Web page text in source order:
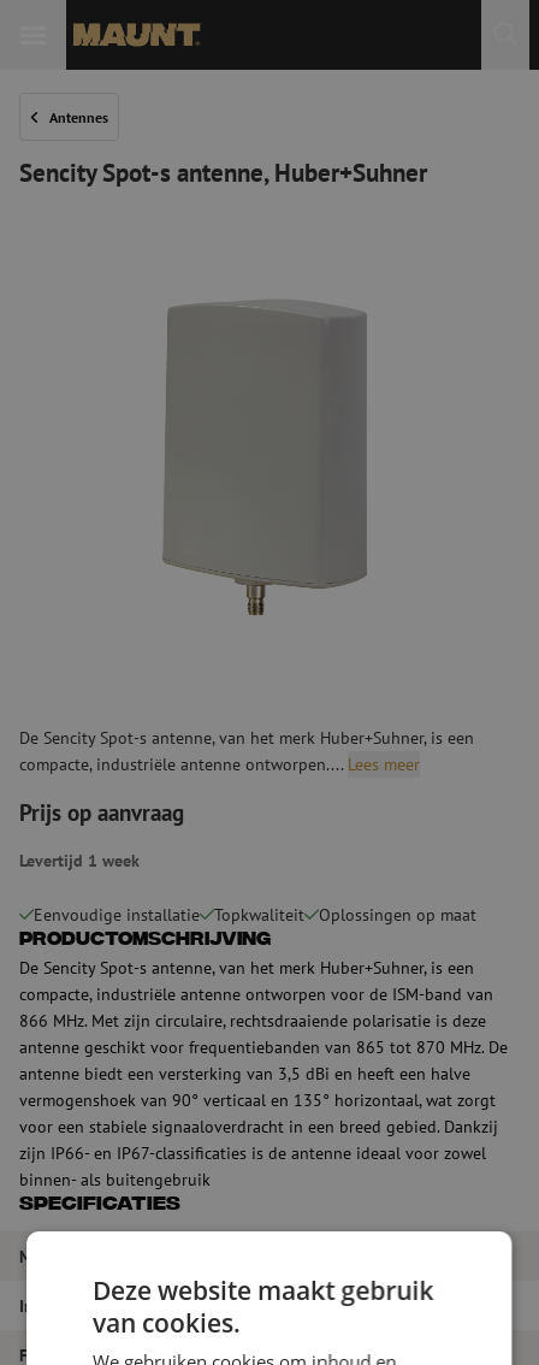
Antennes
Sencity Spot-s antenne, Huber+Suhner
De Sencity Spot-s antenne, van het merk Huber+Suhner, is een
compacte, industriële antenne ontworpen.... Lees meer
Prijs op aanvraag
Levertijd 1 week
Eenvoudige installatie Topkwaliteit Oplossingen op maat
Productomschrijving
De Sencity Spot-s antenne, van het merk Huber+Suhner, is een
compacte, industriële antenne ontworpen voor de ISM-band van
866 MHz. Met zijn circulaire, rechtsdraaiende polarisatie is deze
antenne geschikt voor frequentiebanden van 865 tot 870 MHz. De
antenne biedt een versterking van 3,5 dBi en heeft een halve
vermogenshoek van 90° verticaal en 135° horizontaal, wat zorgt
voor een stabiele signaaloverdracht in een breed gebied. Dankzij
zijn IP66- en IP67-classificaties is de antenne ideaal voor zowel
binnen- als buitengebruik
Specificaties
Merk
Impedantie 50 Ω
Frequentiebereik 865 - 870 MHz
Deze website maakt gebruik
van cookies.